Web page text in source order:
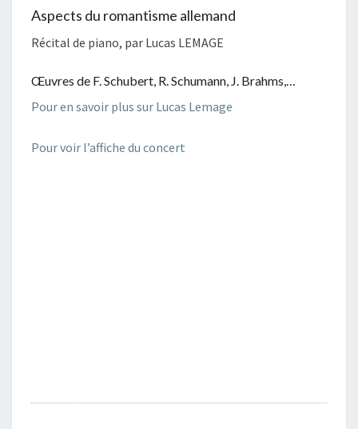
Aspects du romantisme allemand
Récital de piano, par Lucas LEMAGE
Œuvres de F. Schubert, R. Schumann, J. Brahms,…
Pour en savoir plus sur Lucas Lemage
Pour voir l’affiche du concert